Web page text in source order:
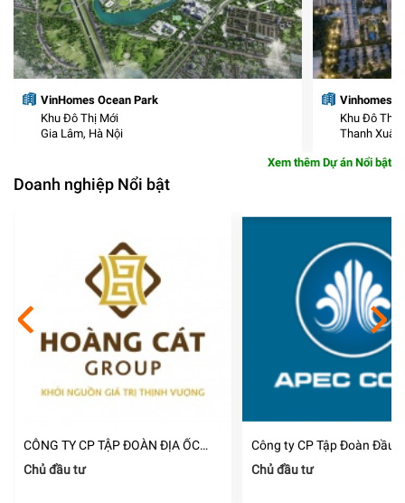
VinHomes Ocean Park
Khu Đô Thị Mới
Gia Lâm, Hà Nội
Vinhomes
Khu Đô Thị
Thanh
Xem thêm Dự án Nổi bật
Doanh nghiệp Nổi bật
CÔNG TY CP TẬP ĐOÀN ĐỊA ỐC
HOÀNG CÁT
Chủ đầu tư
Công ty CP Tập Đoàn Đầu
Á Thái Bình Dương
Chủ đầu tư